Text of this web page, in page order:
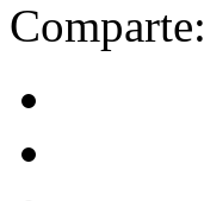
Comparte: